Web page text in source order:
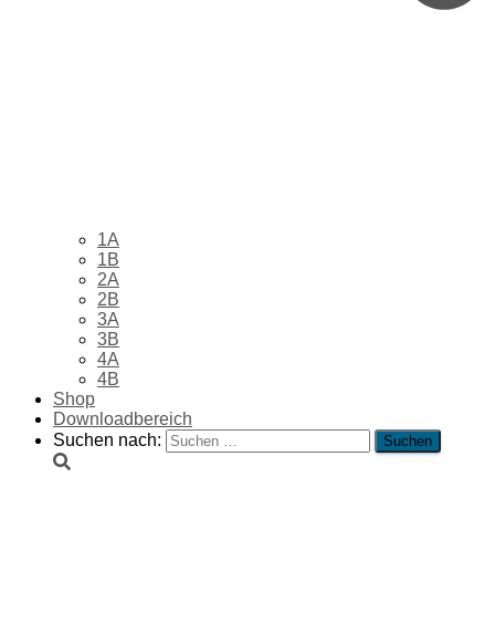
1A
1B
2A
2B
3A
3B
4A
4B
Shop
Downloadbereich
Suchen nach: